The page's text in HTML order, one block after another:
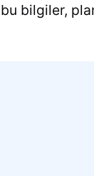
bilgiler,